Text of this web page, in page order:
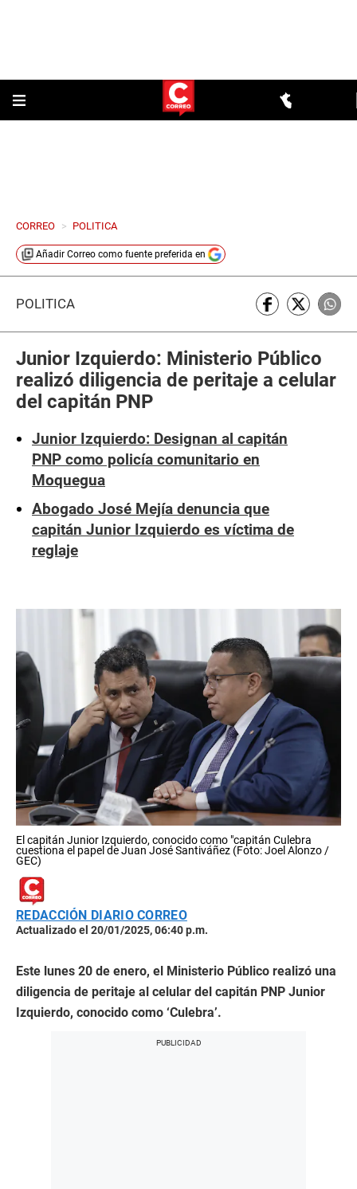
CORREO > POLITICA
Añadir Correo como fuente preferida en
POLÍTICA
Junior Izquierdo: Ministerio Público
realizó diligencia de peritaje a celular
del capitán PNP
Junior Izquierdo: Designan al capitán
PNP como policía comunitario en
Moquegua
Abogado José Mejía denuncia que
capitán Junior Izquierdo es víctima de
reglaje
El capitán Junior Izquierdo, conocido como "capitán Culebra
cuestiona el papel de Juan José Santiváñez (Foto: Joel Alonzo /
GEC)
REDACCIÓN DIARIO CORREO
Actualizado el 20/01/2025, 06:40 p.m.
Este lunes 20 de enero, el Ministerio Público realizó una
diligencia de peritaje al celular del capitán PNP Junior
Izquierdo, conocido como ‘Culebra’.